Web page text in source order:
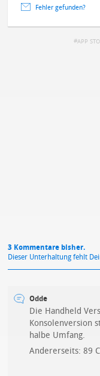
Fehler gefunden?
APP
3 Kommentare bisher.
Dieser Unterhaltung fehlt
Odde
Die Handheld
Konsolenversion
halbe Umfang.
Andererseits: 89